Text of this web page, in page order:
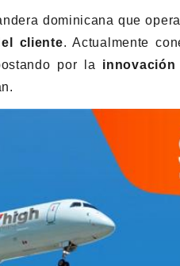
dominicana que
cliente. Actualmente
por la innovación